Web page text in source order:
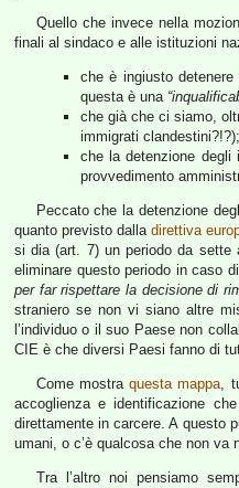
Quello che invece nella
finali al sindaco e alle istituzioni
che è ingiusto
questa è una
che già che ci siamo,
immigrati clandestini?!?);
che la detenzione
provvedimento
Peccato che la detenzione
quanto previsto dalladirettiva
si dia (art. 7) un periodo da sette
eliminare questo periodo in caso
per far rispettare la decisione di
straniero se non vi siano altre
l’individuo o il suo Paese non
CIE è che diversi Paesi fanno di
Come mostraquesta mappa,
accoglienza e identificazione
direttamente in carcere. A questo
umani, o c’è qualcosa che non va
Tra l’altro noi pensiamo